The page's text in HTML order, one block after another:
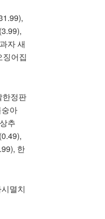
자 새
어집
한정판
아
추
한
멸치